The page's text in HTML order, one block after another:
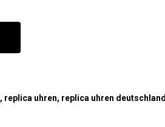
, replica uhren, replica uhren deutschland